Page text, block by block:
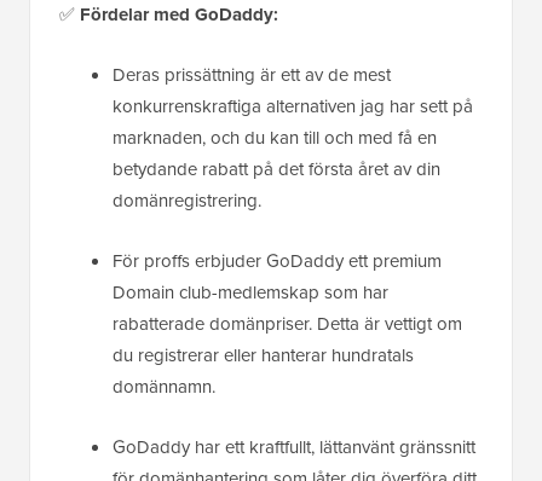
✅ Fördelar med GoDaddy:
Deras prissättning är ett av de mest
konkurrenskraftiga alternativen jag har sett på
marknaden, och du kan till och med få en
betydande rabatt på det första året av din
domänregistrering.
För proffs erbjuder GoDaddy ett premium
Domain club-medlemskap som har
rabatterade domänpriser. Detta är vettigt om
du registrerar eller hanterar hundratals
domännamn.
GoDaddy har ett kraftfullt, lättanvänt gränssnitt